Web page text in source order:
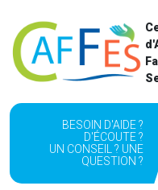
BESOIN D'AIDE ?
D'ÉCOUTE ?
UN CONSEIL ? UNE
QUESTION ?